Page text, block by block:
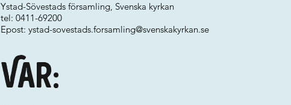
Var:
Ystad-Sövestads församling, Svenska kyrkan
tel: 0411-69200
Epost: ystad-sovestads.forsamling@svenskakyrkan.se